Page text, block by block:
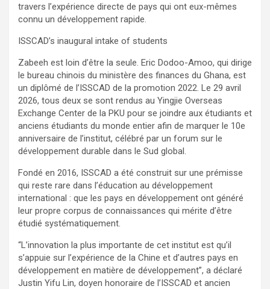
travers l’expérience directe de pays qui ont eux-mêmes
connu un développement rapide.
ISSCAD’s inaugural intake of students
Zabeeh est loin d’être la seule. Eric Dodoo-Amoo, qui dirige
le bureau chinois du ministère des finances du Ghana, est
un diplômé de l’ISSCAD de la promotion 2022. Le 29 avril
2026, tous deux se sont rendus au Yingjie Overseas
Exchange Center de la PKU pour se joindre aux étudiants et
anciens étudiants du monde entier afin de marquer le 10e
anniversaire de l’institut, célébré par un forum sur le
développement durable dans le Sud global.
Fondé en 2016, ISSCAD a été construit sur une prémisse
qui reste rare dans l’éducation au développement
international : que les pays en développement ont généré
leur propre corpus de connaissances qui mérite d’être
étudié systématiquement.
“L’innovation la plus importante de cet institut est qu’il
s’appuie sur l’expérience de la Chine et d’autres pays en
développement en matière de développement”, a déclaré
Justin Yifu Lin, doyen honoraire de l’ISSCAD et ancien